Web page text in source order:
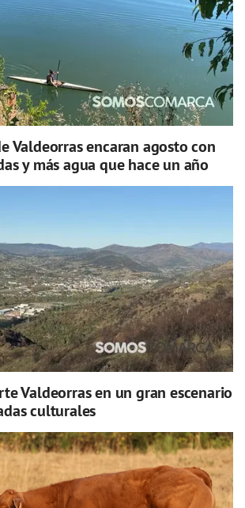
Valdeorras encaran agosto con
y más agua que hace un año
Valdeorras en un gran escenario
culturales